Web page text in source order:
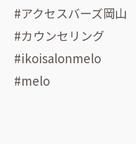
#アクセスバーズ岡山
#カウンセリング
#ikoisalonmelo
#melo